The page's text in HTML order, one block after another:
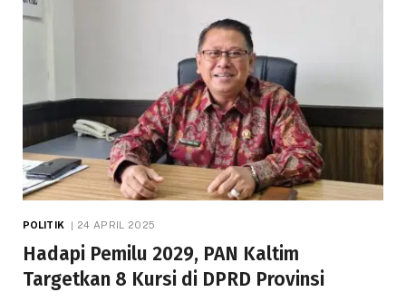
POLITIK 24 APRIL 2025
Hadapi Pemilu 2029, PAN Kaltim
Targetkan 8 Kursi di DPRD Provinsi